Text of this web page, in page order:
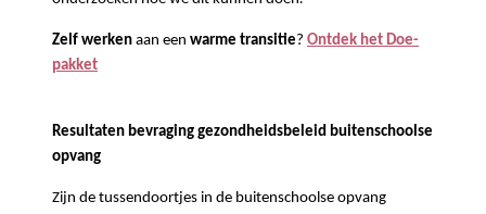
Zelf werken aan een warme transitie? Ontdek het Doe-
pakket
Resultaten bevraging gezondheidsbeleid buitenschoolse
opvang
Zijn de tussendoortjes in de buitenschoolse opvang